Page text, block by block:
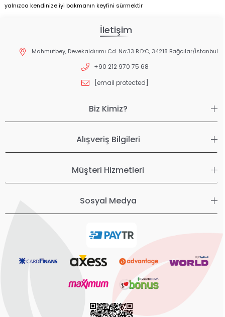
yalnızca kendinize iyi bakmanın keyfini sürmektir
İletişim
Mahmutbey, Devekaldırımı Cd. No:33 B D:C, 34218 Bağcılar/İstanbul
+90 212 970 75 68
[email protected]
Biz Kimiz?
Alışveriş Bilgileri
Müşteri Hizmetleri
Sosyal Medya